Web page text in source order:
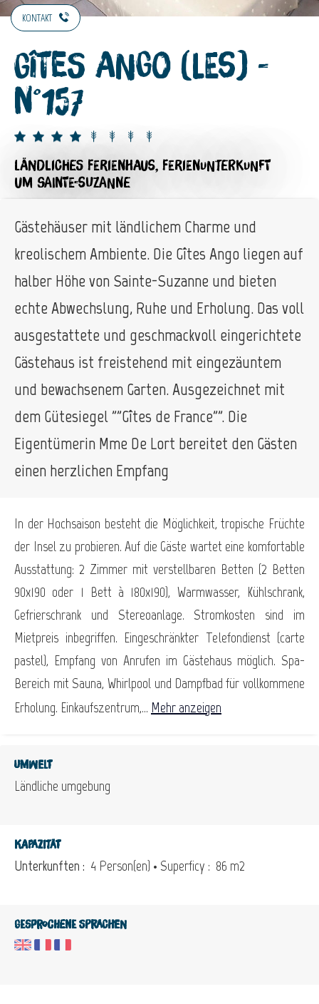
KONTAKT
Gîtes Ango (Les) -
n°157
LÄNDLICHES FERIENHAUS, FERIENUNTERKUNFT
UM SAINTE-SUZANNE
Gästehäuser mit ländlichem Charme und
kreolischem Ambiente. Die Gîtes Ango liegen auf
halber Höhe von Sainte-Suzanne und bieten
echte Abwechslung, Ruhe und Erholung. Das voll
ausgestattete und geschmackvoll eingerichtete
Gästehaus ist freistehend mit eingezäuntem
und bewachsenem Garten. Ausgezeichnet mit
dem Gütesiegel ""Gîtes de France"". Die
Eigentümerin Mme De Lort bereitet den Gästen
einen herzlichen Empfang
In der Hochsaison besteht die Möglichkeit, tropische Früchte
der Insel zu probieren. Auf die Gäste wartet eine komfortable
Ausstattung: 2 Zimmer mit verstellbaren Betten (2 Betten
90x190 oder 1 Bett à 180x190), Warmwasser, Kühlschrank,
Gefrierschrank und Stereoanlage. Stromkosten sind im
Mietpreis inbegriffen. Eingeschränkter Telefondienst (carte
pastel), Empfang von Anrufen im Gästehaus möglich. Spa-
Bereich mit Sauna, Whirlpool und Dampfbad für vollkommene
Erholung. Einkaufszentrum,... Mehr anzeigen
Umwelt
Ländliche umgebung
Kapazität
Unterkunften : 4 Person(en) • Superficy : 86 m2
Gesprochene Sprachen